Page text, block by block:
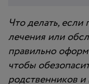
Что делать, если
лечения или
правильно
чтобы
родственников